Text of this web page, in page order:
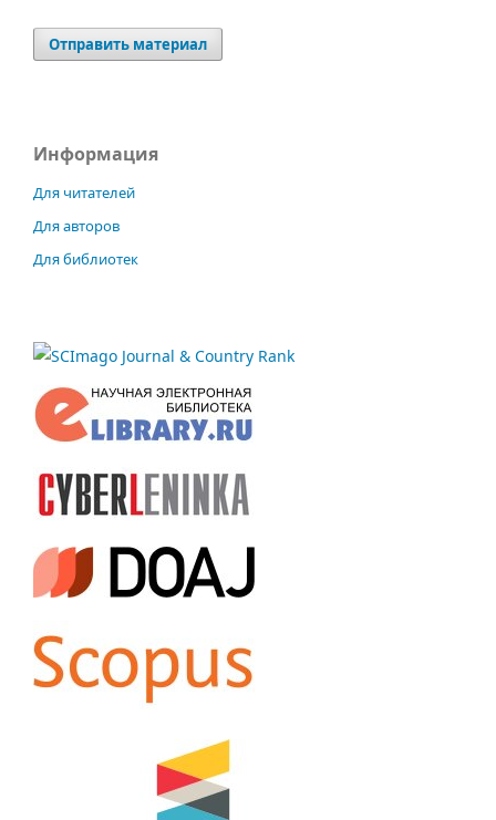
Отправить материал
Информация
Для читателей
Для авторов
Для библиотек